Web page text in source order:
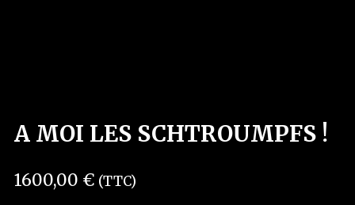
A MOI LES SCHTROUMPFS !
1600,00 € (TTC)